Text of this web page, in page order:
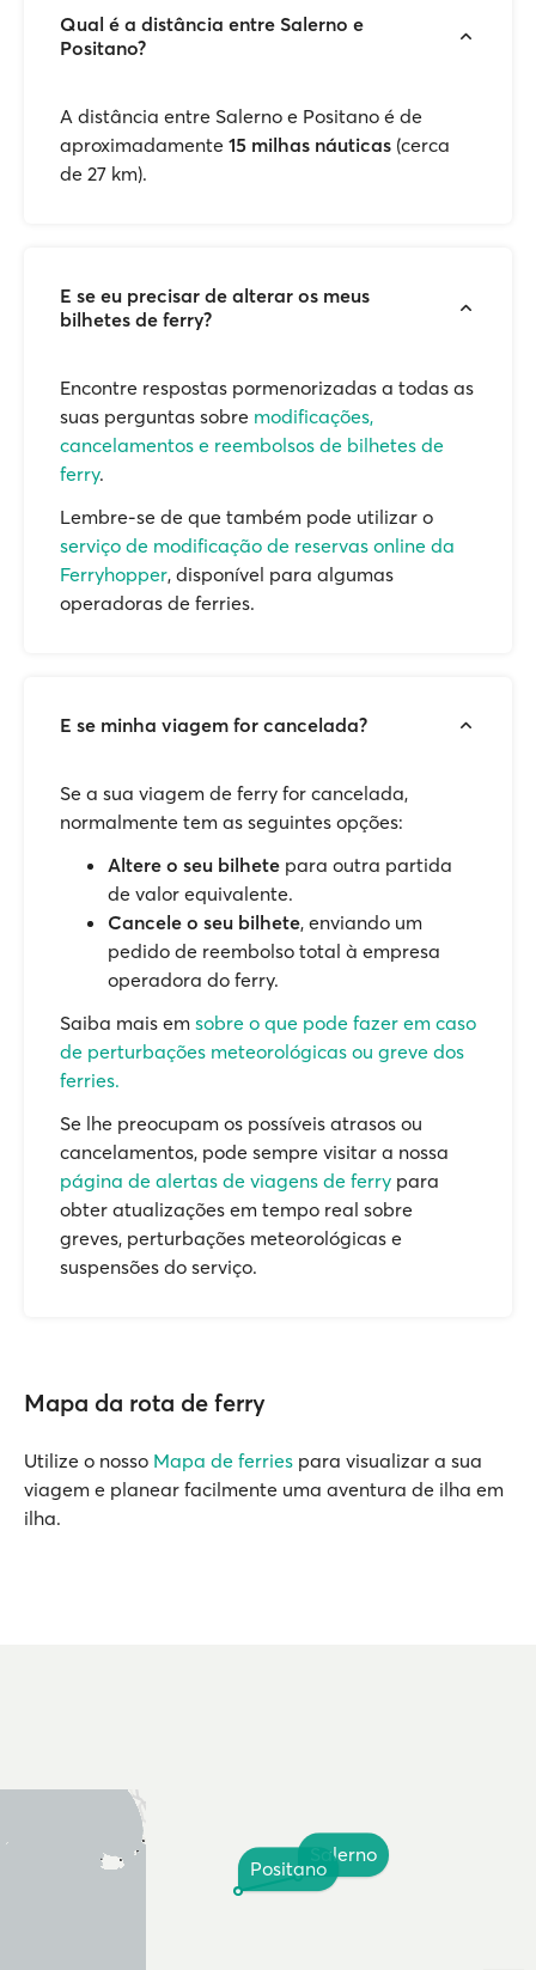
Qual é a distância entre Salerno e
Positano?
A distância entre Salerno e Positano é de
aproximadamente 15 milhas náuticas (cerca
de 27 km).
E se eu precisar de alterar os meus
bilhetes de ferry?
Encontre respostas pormenorizadas a todas as
suas perguntas sobre modificações,
cancelamentos e reembolsos de bilhetes de
ferry.
Lembre-se de que também pode utilizar o
serviço de modificação de reservas online da
Ferryhopper, disponível para algumas
operadoras de ferries.
E se minha viagem for cancelada?
Se a sua viagem de ferry for cancelada,
normalmente tem as seguintes opções:
Altere o seu bilhete para outra partida
de valor equivalente.
Cancele o seu bilhete, enviando um
pedido de reembolso total à empresa
operadora do ferry.
Saiba mais em sobre o que pode fazer em caso
de perturbações meteorológicas ou greve dos
ferries.
Se lhe preocupam os possíveis atrasos ou
cancelamentos, pode sempre visitar a nossa
página de alertas de viagens de ferry para
obter atualizações em tempo real sobre
greves, perturbações meteorológicas e
suspensões do serviço.
Mapa da rota de ferry
Utilize o nosso Mapa de ferries para visualizar a sua
viagem e planear facilmente uma aventura de ilha em
ilha.
Salerno
Positano